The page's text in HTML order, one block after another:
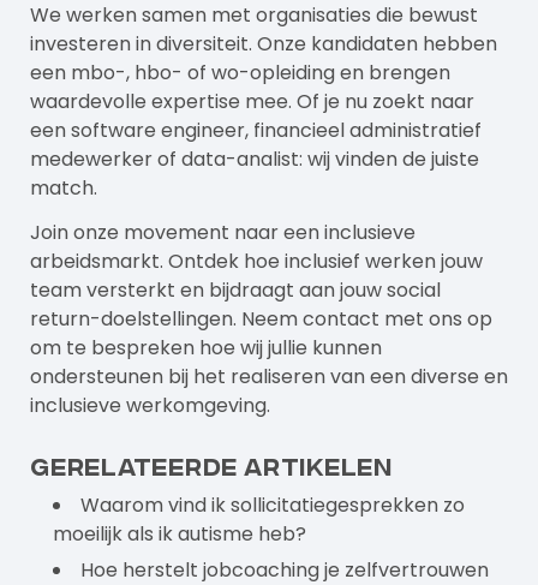
We werken samen met organisaties die bewust
investeren in diversiteit. Onze kandidaten hebben
een mbo-, hbo- of wo-opleiding en brengen
waardevolle expertise mee. Of je nu zoekt naar
een software engineer, financieel administratief
medewerker of data-analist: wij vinden de juiste
match.
Join onze movement naar eeninclusieve
arbeidsmarkt. Ontdek hoe inclusief werken jouw
team versterkt en bijdraagt aan jouw social
return-doelstellingen. Neem contact met ons op
om te bespreken hoe wij jullie kunnen
ondersteunen bij het realiseren van een diverse en
inclusieve werkomgeving.
Gerelateerde artikelen
Waarom vind ik sollicitatiegesprekken zo
moeilijk als ik autisme heb?
Hoe herstelt jobcoaching je zelfvertrouwen